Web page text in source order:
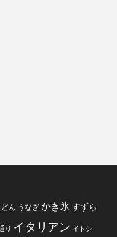
どん うなぎ かき氷 すずら
り イタリアン イトシ